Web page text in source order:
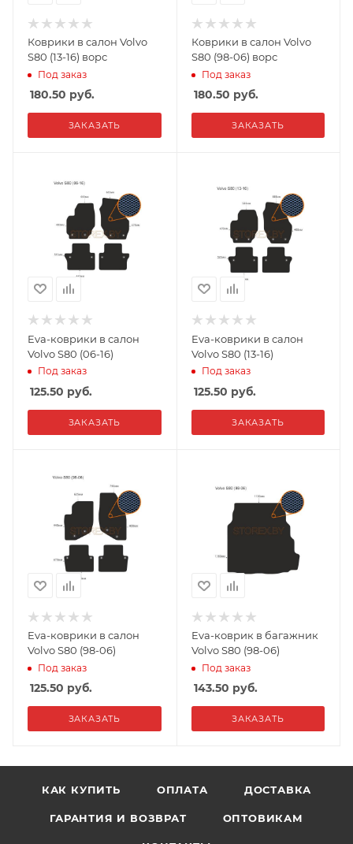
Коврики в салон Volvo
S80 (13-16) ворс
Под заказ
180.50 руб.
ЗАКАЗАТЬ
Коврики в салон Volvo
S80 (98-06) ворс
Под заказ
180.50 руб.
ЗАКАЗАТЬ
Eva-коврики в салон
Volvo S80 (06-16)
Под заказ
125.50 руб.
ЗАКАЗАТЬ
Eva-коврики в салон
Volvo S80 (13-16)
Под заказ
125.50 руб.
ЗАКАЗАТЬ
Eva-коврики в салон
Volvo S80 (98-06)
Под заказ
125.50 руб.
ЗАКАЗАТЬ
Eva-коврик в багажник
Volvo S80 (98-06)
Под заказ
143.50 руб.
ЗАКАЗАТЬ
КАК КУПИТЬ ОПЛАТА ДОСТАВКА
ГАРАНТИЯ И ВОЗВРАТ ОПТОВИКАМ